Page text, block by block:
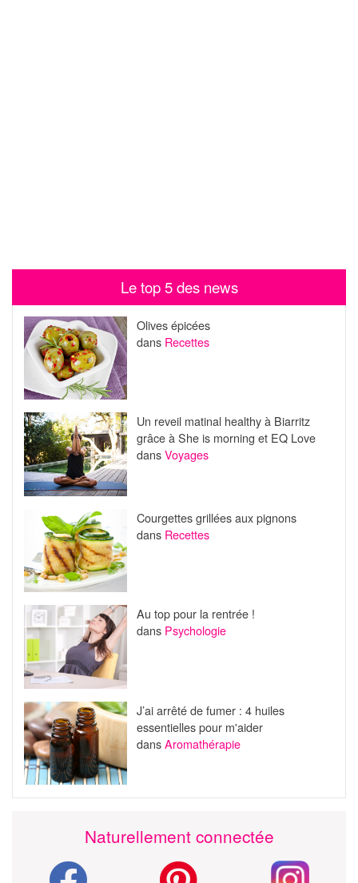
Le top 5 des news
Olives épicées
dans Recettes
Un reveil matinal healthy à Biarritz
grâce à She is morning et EQ Love
dansVoyages
Courgettes grillées aux pignons
dans Recettes
Au top pour la rentrée !
dans Psychologie
J’ai arrêté de fumer : 4 huiles
essentielles pour m'aider
dansAromathérapie
Naturellement connectée